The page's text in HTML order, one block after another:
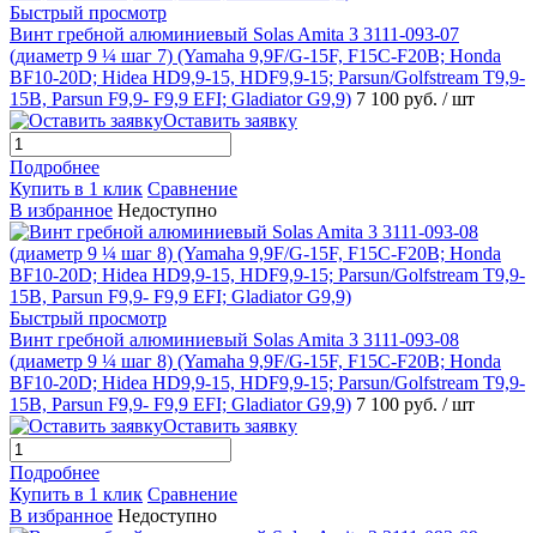
Быстрый просмотр
Винт гребной алюминиевый Solas Amita 3 3111-093-07
(диаметр 9 ¼ шаг 7) (Yamaha 9,9F/G-15F, F15C-F20B; Honda
BF10-20D; Hidea HD9,9-15, HDF9,9-15; Parsun/Golfstream T9,9-
15B, Parsun F9,9- F9,9 EFI; Gladiator G9,9) 7 100 руб. / шт
Оставить заявку
Подробнее
Купить в 1 клик Сравнение
В избранное Недоступно
Быстрый просмотр
Винт гребной алюминиевый Solas Amita 3 3111-093-08
(диаметр 9 ¼ шаг 8) (Yamaha 9,9F/G-15F, F15C-F20B; Honda
BF10-20D; Hidea HD9,9-15, HDF9,9-15; Parsun/Golfstream T9,9-
15B, Parsun F9,9- F9,9 EFI; Gladiator G9,9) 7 100 руб. / шт
Оставить заявку
Подробнее
Купить в 1 клик Сравнение
В избранное Недоступно